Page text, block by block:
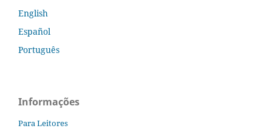
English
Español
Português
Informações
Para Leitores